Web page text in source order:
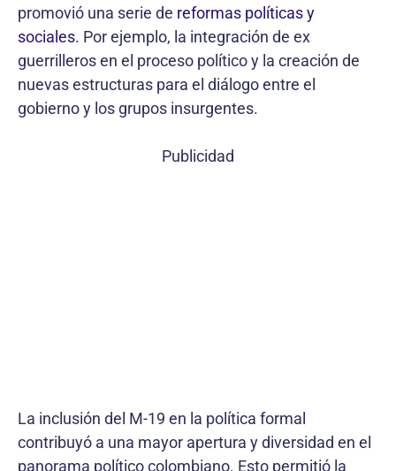
promovió una serie de reformas políticas y
sociales. Por ejemplo, la integración de ex
guerrilleros en el proceso político y la creación de
nuevas estructuras para el diálogo entre el
gobierno y los grupos insurgentes.
Publicidad
La inclusión del M-19 en la política formal
contribuyó a una mayor apertura y diversidad en el
panorama político colombiano. Esto permitió la